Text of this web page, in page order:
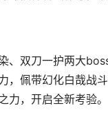
、双刀一护两大
，佩带幻化白哉战
力，开启全新考验。